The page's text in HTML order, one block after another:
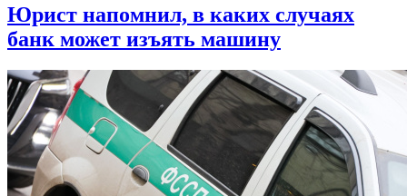
Юрист напомнил, в каких случаях
банк может изъять машину